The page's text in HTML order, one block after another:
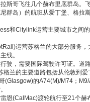
斯哥飞往几个赫布里底群岛。
群岛）的航班从爱丁堡、格拉
和Citylink运营主要城市之间
运营苏格兰的大部分服务，
线。
驶，需要国际驾驶许可证。道
格兰的主要道路包括从伦敦到爱
(Glasgow)的A74(M)/M74；
恩(CalMac)渡轮航行至21个赫